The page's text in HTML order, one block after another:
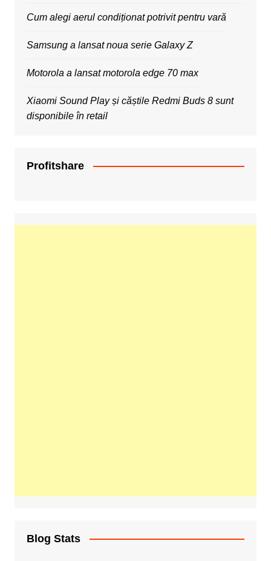
Cum alegi aerul condiționat potrivit pentru vară
Samsung a lansat noua serie Galaxy Z
Motorola a lansat motorola edge 70 max
Xiaomi Sound Play și căștile Redmi Buds 8 sunt
disponibile în retail
Profitshare
Blog Stats